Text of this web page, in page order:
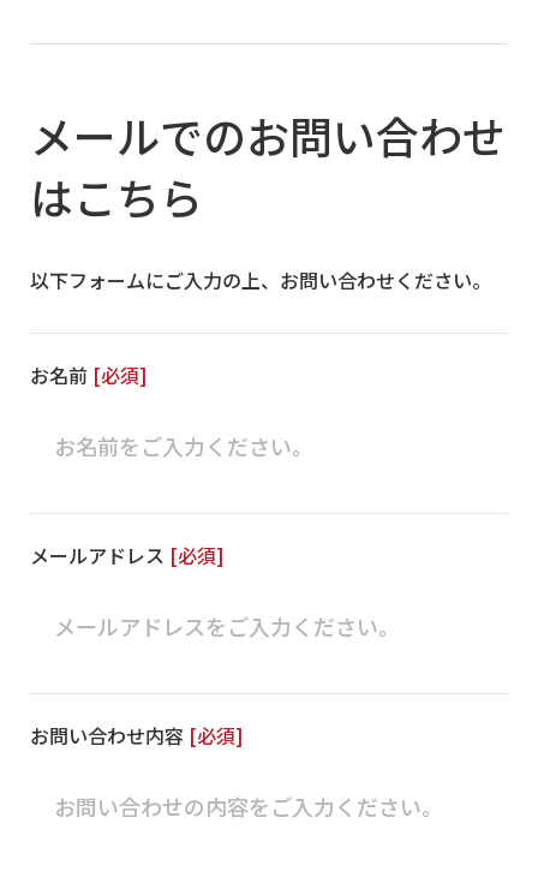
メールでのお問い合わせ
はこちら
以下フォームにご入力の上、お問い合わせください。
お名前
メールアドレス
お問い合わせ内容